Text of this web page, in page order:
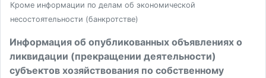
Кроме информации по делам об экономической
несостоятельности (банкротстве)
Информация об опубликованных объявлениях о
ликвидации (прекращении деятельности)
субъектов хозяйствования по собственному